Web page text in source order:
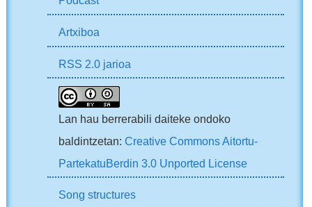
Artxiboa
RSS 2.0 jarioa
Lan hau berrerabili daiteke ondoko
baldintzetan: Creative Commons Aitortu-
PartekatuBerdin 3.0 Unported License
Song structures